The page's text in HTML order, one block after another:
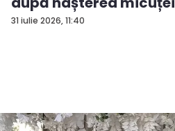
31 iulie 2026, 11:40